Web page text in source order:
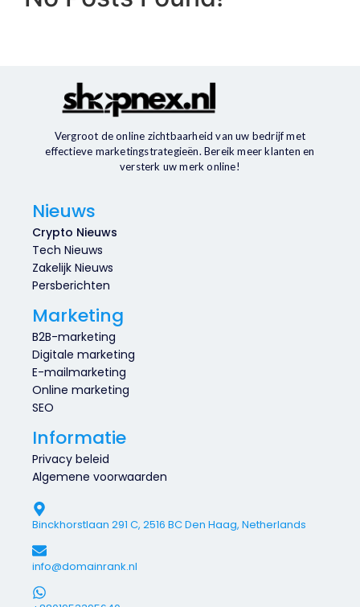
Vergroot de online zichtbaarheid van uw bedrijf met
effectieve marketingstrategieën. Bereik meer klanten en
versterk uw merk online!
Nieuws
Crypto Nieuws
Tech Nieuws
Zakelijk Nieuws
Persberichten
Marketing
B2B-marketing
Digitale marketing
E-mailmarketing
Online marketing
SEO
Informatie
Privacy beleid
Algemene voorwaarden
Binckhorstlaan 291 C, 2516 BC Den Haag, Netherlands
info@domainrank.nl